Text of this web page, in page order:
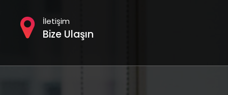
i
n
İletişim
Bize Ulaşın